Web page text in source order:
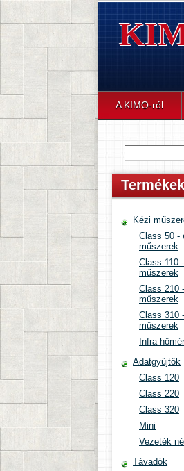
A KIMO-ról
Termékek
Kézi
Class 50 -
műszerek
Class 110
műszerek
Class 210
műszerek
Class 310
műszerek
Infra
Adatgyűjtők
Class 120
Class 220
Class 320
Mini
Vezeték
Távadók